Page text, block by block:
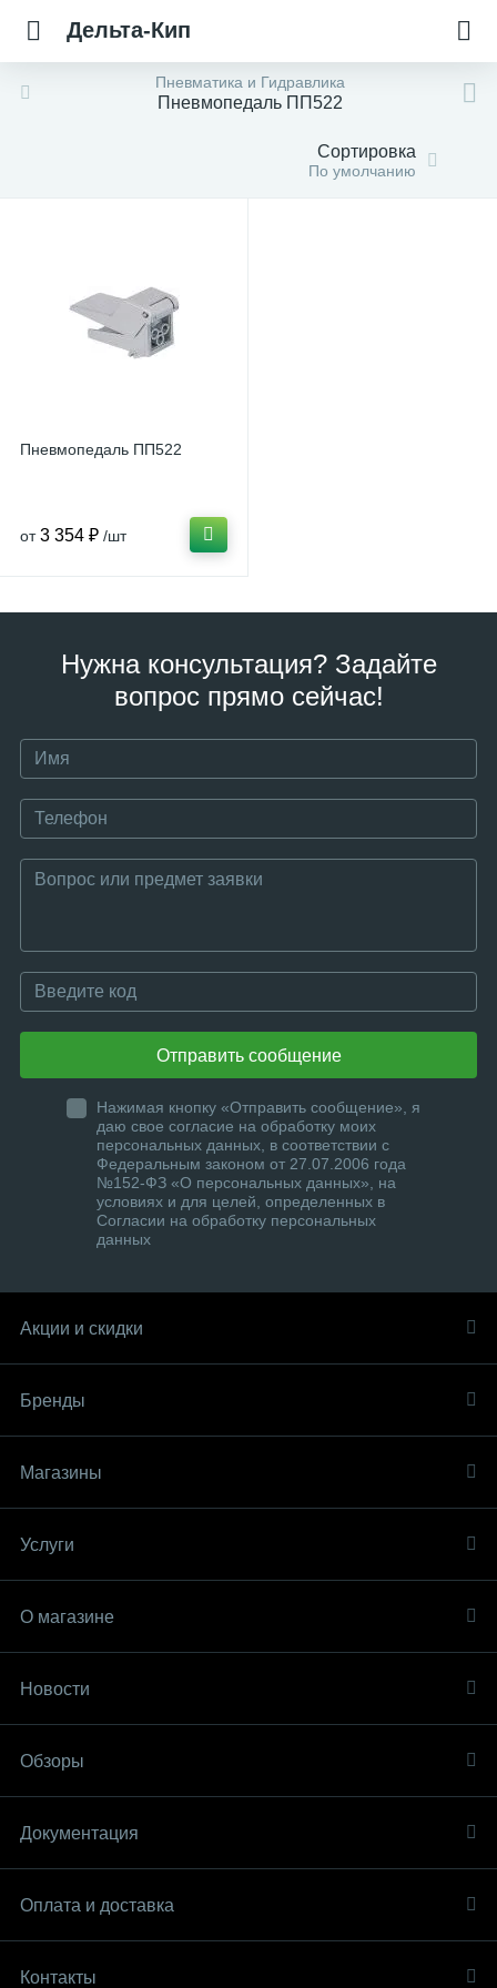
Дельта-Кип
Пневматика и Гидравлика
Пневмопедаль ПП522
Сортировка
По умолчанию
Пневмопедаль ПП522
от 3 354 ₽ /шт
Нужна консультация? Задайте
вопрос прямо сейчас!
Отправить сообщение
Нажимая кнопку «Отправить сообщение», я
даю свое согласие на обработку моих
персональных данных, в соответствии с
Федеральным законом от 27.07.2006 года
№152-ФЗ «О персональных данных», на
условиях и для целей, определенных в
Согласии на обработку персональных
данных
Акции и скидки
Бренды
Магазины
Услуги
О магазине
Новости
Обзоры
Документация
Оплата и доставка
Контакты